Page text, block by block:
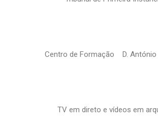
Centro de Formação D. António
TV em direto e vídeos em